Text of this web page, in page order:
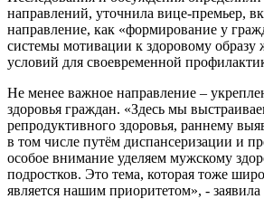
направлений, уточнила вице-премьер,
направление, как «формирование у
системы мотивации к здоровому образу
условий для своевременной
Не менее важное направление –
здоровья граждан. «Здесь мы
репродуктивного здоровья, раннему
в том числе путём диспансеризации и
особое внимание уделяем мужскому
подростков. Это тема, которая тоже
является нашим приоритетом», - заявила